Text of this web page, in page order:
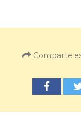
Comparte